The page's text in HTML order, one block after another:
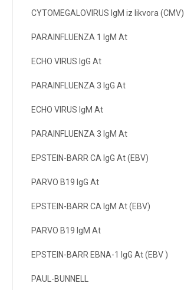
CYTOMEGALOVIRUS IgM iz likvora (CMV)
PARAINFLUENZA 1 IgM At
ECHO VIRUS IgG At
PARAINFLUENZA 3 IgG At
ECHO VIRUS IgM At
PARAINFLUENZA 3 IgM At
EPSTEIN-BARR CA IgG At (EBV)
PARVO B19 IgG At
EPSTEIN-BARR CA IgM At (EBV)
PARVO B19 IgM At
EPSTEIN-BARR EBNA-1 IgG At (EBV )
PAUL-BUNNELL